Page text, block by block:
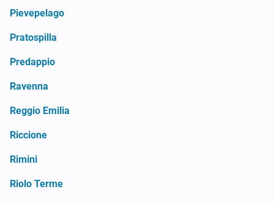
Pievepelago
Pratospilla
Predappio
Ravenna
Reggio Emilia
Riccione
Rimini
Riolo Terme